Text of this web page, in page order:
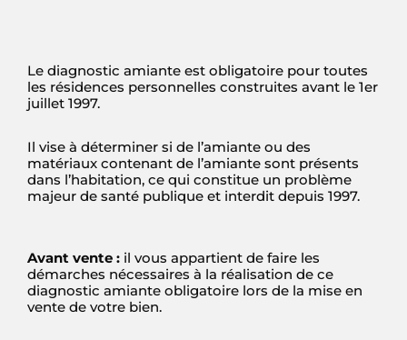
Le diagnostic amiante est obligatoire pour toutes
les résidences personnelles construites avant le 1er
juillet 1997.
Il vise à déterminer si de l’amiante ou des
matériaux contenant de l’amiante sont présents
dans l’habitation, ce qui constitue un problème
majeur de santé publique et interdit depuis 1997.
Avant vente : il vous appartient de faire les
démarches nécessaires à la réalisation de ce
diagnostic amiante obligatoire lors de la mise en
vente de votre bien.